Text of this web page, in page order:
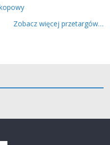
Zobacz więcej przetargów…